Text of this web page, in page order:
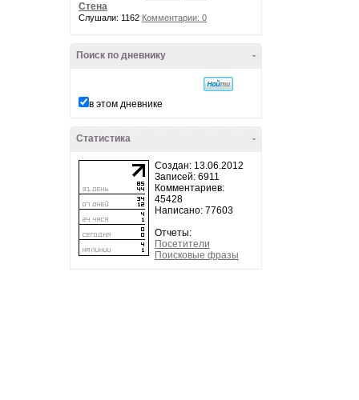
Стена
Слушали: 1162 Комментарии: 0
-
Поиск по дневнику
в этом дневнике
-
Статистика
Создан: 13.06.2012
Записей: 6911
Комментариев:
45428
Написано: 77603
Отчеты:
Посетители
Поисковые фразы